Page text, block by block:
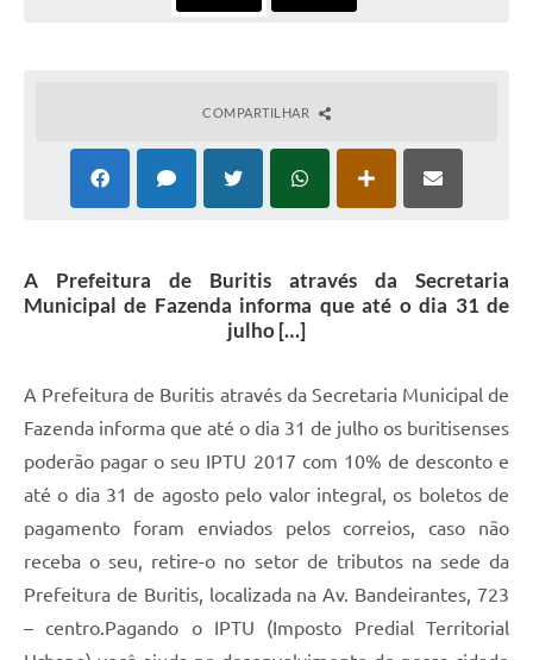
COMPARTILHAR
A Prefeitura de Buritis através da Secretaria
Municipal de Fazenda informa que até o dia 31 de
julho […]
A Prefeitura de Buritis através da Secretaria Municipal de
Fazenda informa que até o dia 31 de julho os buritisenses
poderão pagar o seu IPTU 2017 com 10% de desconto e
até o dia 31 de agosto pelo valor integral, os boletos de
pagamento foram enviados pelos correios, caso não
receba o seu, retire-o no setor de tributos na sede da
Prefeitura de Buritis, localizada na Av. Bandeirantes, 723
– centro.Pagando o IPTU (Imposto Predial Territorial